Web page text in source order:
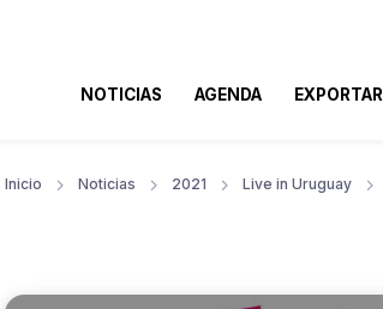
NOTICIAS AGENDA EXPORTAR
Inicio Noticias 2021 Live in Uruguay